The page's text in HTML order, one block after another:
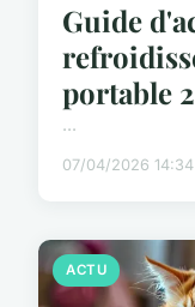
Guide
portable
...
07/04/2026 14:34
ACTU